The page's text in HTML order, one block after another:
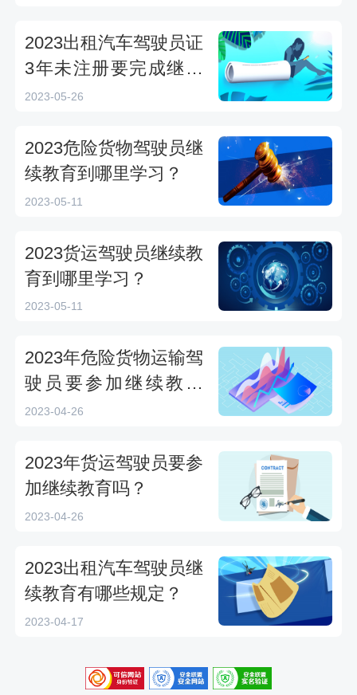
2023出租汽车驾驶员证
3年未注册要完成继续
教育多少学时？
2023-05-26
2023危险货物驾驶员继
续教育到哪里学习？
2023-05-11
2023货运驾驶员继续教
育到哪里学习？
2023-05-11
2023年危险货物运输驾
驶员要参加继续教育
吗？
2023-04-26
2023年货运驾驶员要参
加继续教育吗？
2023-04-26
2023出租汽车驾驶员继
续教育有哪些规定？
2023-04-17